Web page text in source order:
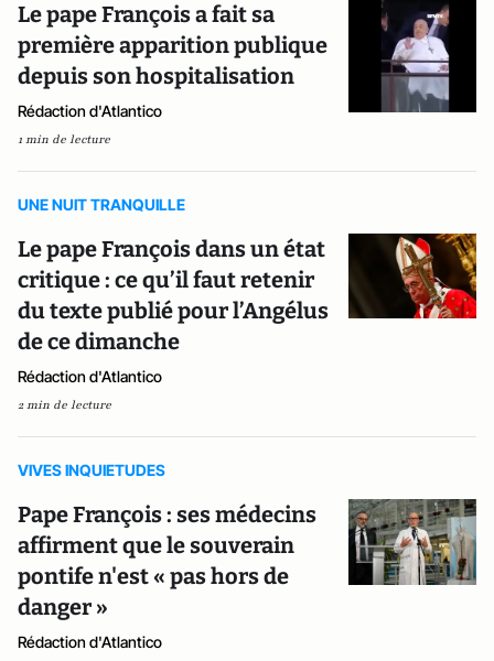
Le pape François a fait sa
première apparition publique
depuis son hospitalisation
Rédaction d'Atlantico
1 min de lecture
UNE NUIT TRANQUILLE
Le pape François dans un état
critique : ce qu’il faut retenir
du texte publié pour l’Angélus
de ce dimanche
Rédaction d'Atlantico
2 min de lecture
VIVES INQUIETUDES
Pape François : ses médecins
affirment que le souverain
pontife n'est « pas hors de
danger »
Rédaction d'Atlantico